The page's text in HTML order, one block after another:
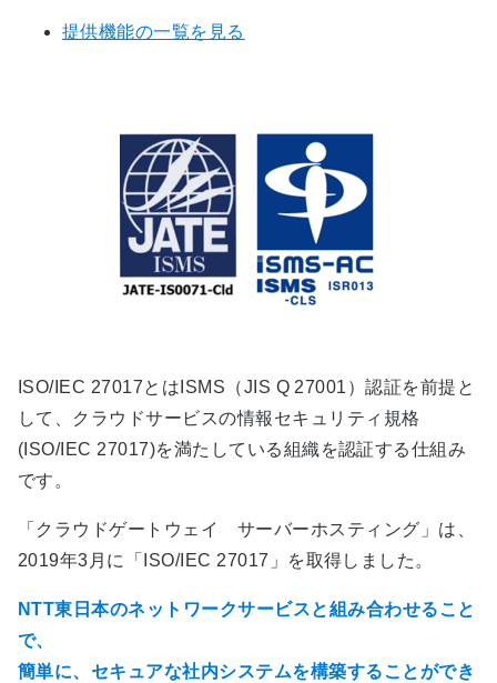
提供機能の一覧を見る
ISO/IEC 27017とはISMS（JIS Q 27001）認証を前提と
して、クラウドサービスの情報セキュリティ規格
(ISO/IEC 27017)を満たしている組織を認証する仕組み
です。
「クラウドゲートウェイ サーバーホスティング」は、
2019年3月に「ISO/IEC 27017」を取得しました。
NTT東日本のネットワークサービスと組み合わせること
で、
簡単に、セキュアな社内システムを構築することができ